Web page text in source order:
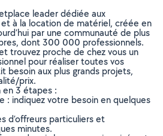
leader dédiée aux
à la location de matériel, créée en
par une communauté de plus
dont 300 000 professionnels.
trouvez proche de chez vous un
pour réaliser toutes vos
besoin aux plus grands projets,
prix.
en 3 étapes :
: indiquez votre besoin en quelques
d’offreurs particuliers et
minutes.